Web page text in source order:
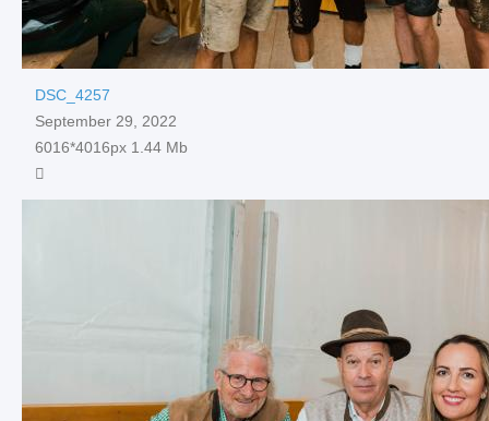
DSC_4257
September 29, 2022
6016*4016px 1.44 Mb